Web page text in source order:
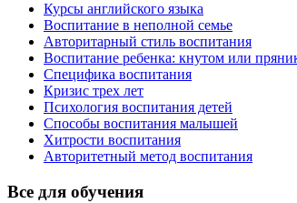
Курсы английского языка
Воспитание в неполной семье
Авторитарный стиль воспитания
Воспитание ребенка: кнутом или
Специфика воспитания
Кризис трех лет
Психология воспитания детей
Способы воспитания малышей
Хитрости воспитания
Авторитетный метод воспитания
Все для обучения